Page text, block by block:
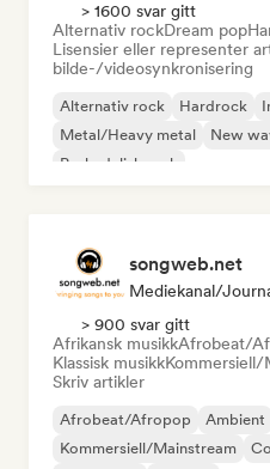
> 1600 svar gitt
Alternativ rockDream pop
Lisensier eller representer
bilde-/videosynkronisering
Alternativ rock Hardrock
Metal/Heavy metal
New
Psykedelisk rock
songweb.net
Mediekanal/
> 900 svar gitt
Afrikansk musikkAfrobeat/
Klassisk musikkKommersiell/
Skriv artikler
Afrobeat/Afropop Ambient
Kommersiell/Mainstream